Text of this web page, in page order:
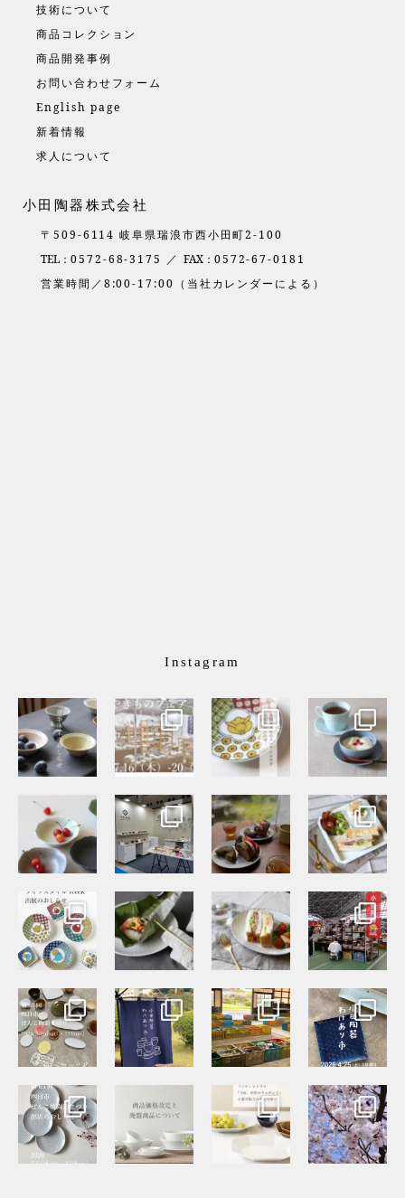
技術について
商品コレクション
商品開発事例
お問い合わせフォーム
English page
新着情報
求人について
小田陶器株式会社
〒509-6114 岐阜県瑞浪市西小田町2-100
TEL： 0572-68-3175 ／ FAX： 0572-67-0181
営業時間／8:00-17:00（当社カレンダーによる）
Instagram